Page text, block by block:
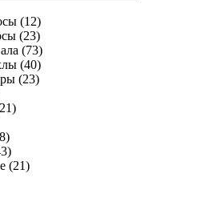
(12)
(23)
(73)
(40)
(23)
(21)